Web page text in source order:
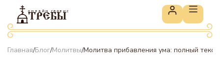
онлайн сервис
ТРЕБЫ
Главная/Блог/Молитвы/Молитва прибавления ума: полный